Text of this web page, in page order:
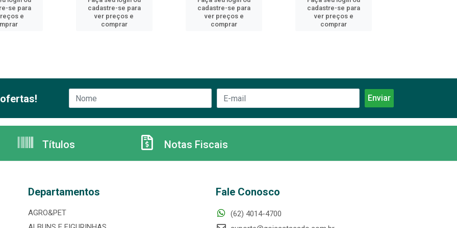
se para
e
cadastre-se para
ver preços e
comprar
cadastre-se para
ver preços e
comprar
cadastre-se para
ver preços e
comprar
Títulos Notas Fiscais
Departamentos
AGRO&PET
Fale Conosco
(62) 4014-4700